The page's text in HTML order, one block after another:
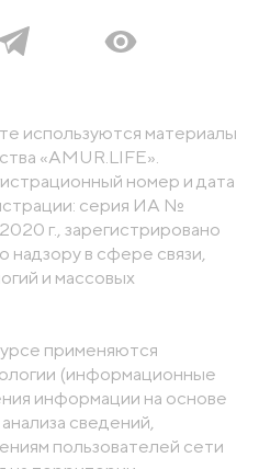
используются материалы
«AMUR.LIFE».
номер и дата
серия ИА №
г., зарегистрировано
в сфере связи,
и массовых
применяются
(информационные
информации на основе
сведений,
пользователей сети